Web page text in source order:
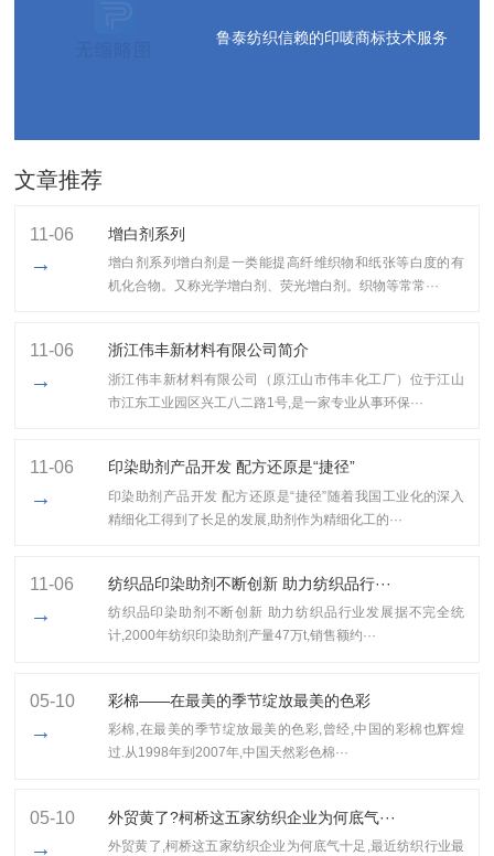
鲁泰纺织信赖的印唛商标技术服务
文章推荐
11-06
→
增白剂系列
增白剂系列增白剂是一类能提高纤维织物和纸张等白度的有
机化合物。又称光学增白剂、荧光增白剂。织物等常常···
11-06
→
浙江伟丰新材料有限公司简介
浙江伟丰新材料有限公司（原江山市伟丰化工厂）位于江山
市江东工业园区兴工八二路1号,是一家专业从事环保···
11-06
→
印染助剂产品开发 配方还原是“捷径”
印染助剂产品开发 配方还原是“捷径”随着我国工业化的深入
精细化工得到了长足的发展,助剂作为精细化工的···
11-06
→
纺织品印染助剂不断创新 助力纺织品行···
纺织品印染助剂不断创新 助力纺织品行业发展据不完全统
计,2000年纺织印染助剂产量47万t,销售额约···
05-10
→
彩棉——在最美的季节绽放最美的色彩
彩棉,在最美的季节绽放最美的色彩,曾经,中国的彩棉也辉煌
过.从1998年到2007年,中国天然彩色棉···
05-10
→
外贸黄了?柯桥这五家纺织企业为何底气···
外贸黄了,柯桥这五家纺织企业为何底气十足​,最近纺织行业最